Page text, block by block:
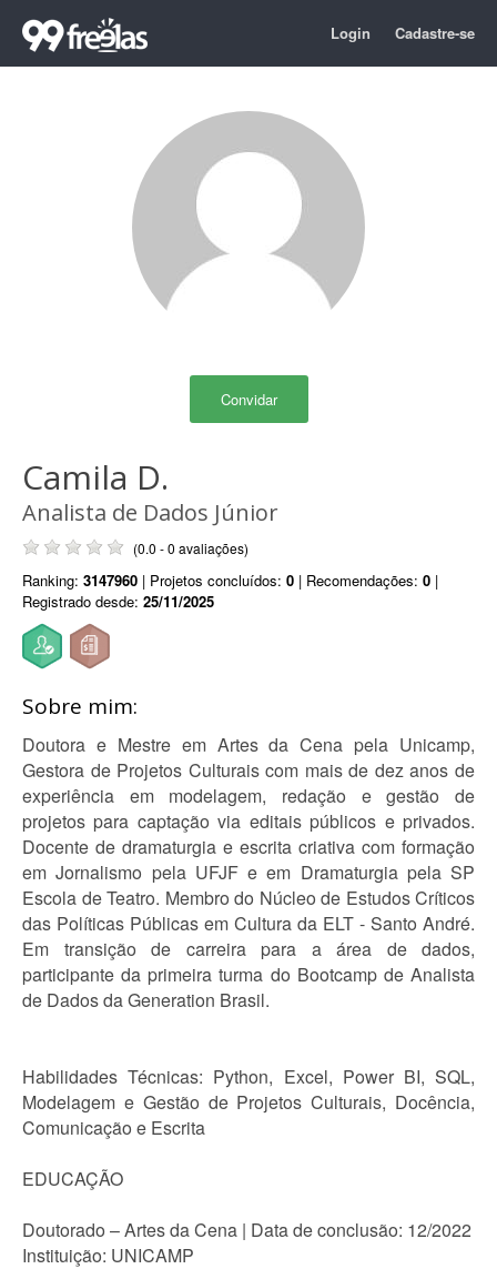
Login Cadastre-se
Convidar
Camila D.
Analista de Dados Júnior
(0.0 - 0 avaliações)
Ranking: 3147960 | Projetos concluídos: 0 | Recomendações: 0 |
Registrado desde: 25/11/2025
Sobre mim:
Doutora e Mestre em Artes da Cena pela Unicamp,
Gestora de Projetos Culturais com mais de dez anos de
experiência em modelagem, redação e gestão de
projetos para captação via editais públicos e privados.
Docente de dramaturgia e escrita criativa com formação
em Jornalismo pela UFJF e em Dramaturgia pela SP
Escola de Teatro. Membro do Núcleo de Estudos Críticos
das Políticas Públicas em Cultura da ELT - Santo André.
Em transição de carreira para a área de dados,
participante da primeira turma do Bootcamp de Analista
de Dados da Generation Brasil.
Habilidades Técnicas: Python, Excel, Power BI, SQL,
Modelagem e Gestão de Projetos Culturais, Docência,
Comunicação e Escrita
EDUCAÇÃO
Doutorado – Artes da Cena | Data de conclusão: 12/2022
Instituição: UNICAMP